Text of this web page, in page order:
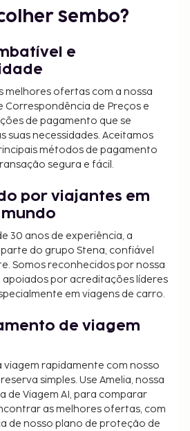
mais próximo é o de Baku
incluem um serviço de
receção aberta 24 horas e
bagagem. O aparthotel
de/para o aeroporto
mediante uma sobretaxa.
vistas a partir do terraço ou
Wi-fi grátis e apoio para
bilhetes. O aparthotel serve
diariamente entre
uma sobretaxa.
lhe o pagamento dos
incluir os impostos
0.65 USD por pessoa, por
que o alojamento nos
almoço continental: 10 USD
Sembo?
e
melhores ofertas com a nossa
Correspondência de Preços e
de pagamento que se
suas necessidades. Aceitamos
métodos de pagamento
segura e fácil.
por viajantes em
30 anos de experiência, a
do grupo Stena, confiável
Somos reconhecidos por nossa
apoiados por acreditações líderes
em viagens de carro.
de viagem
viagem rapidamente com nosso
simples. Use Amelia, nossa
de Viagem AI, para comparar
as melhores ofertas, com
de nosso plano de proteção de